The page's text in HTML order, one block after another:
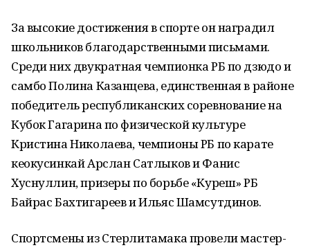
За высокие достижения в спорте он наградил
школьников благодарственными письмами.
Среди них двукратная чемпионка РБ по дзюдо и
самбо Полина Казанцева, единственная в районе
победитель республиканских соревнование на
Кубок Гагарина по физической культуре
Кристина Николаева, чемпионы РБ по карате
кеокусинкай Арслан Сатлыков и Фанис
Хуснуллин, призеры по борьбе «Куреш» РБ
Байрас Бахтигареев и Ильяс Шамсутдинов.
Спортсмены из Стерлитамака провели мастер-